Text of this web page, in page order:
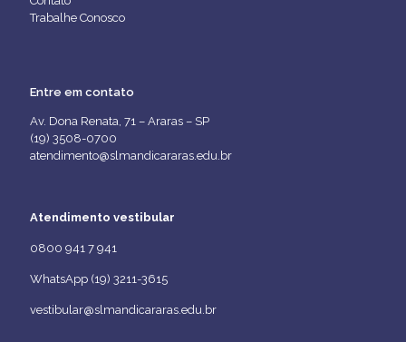
Trabalhe Conosco
Entre em contato
Av. Dona Renata, 71 – Araras – SP
(19) 3508-0700
atendimento@slmandicararas.edu.br
Atendimento vestibular
0800 941 7 941
WhatsApp (19) 3211-3615
vestibular@slmandicararas.edu.br